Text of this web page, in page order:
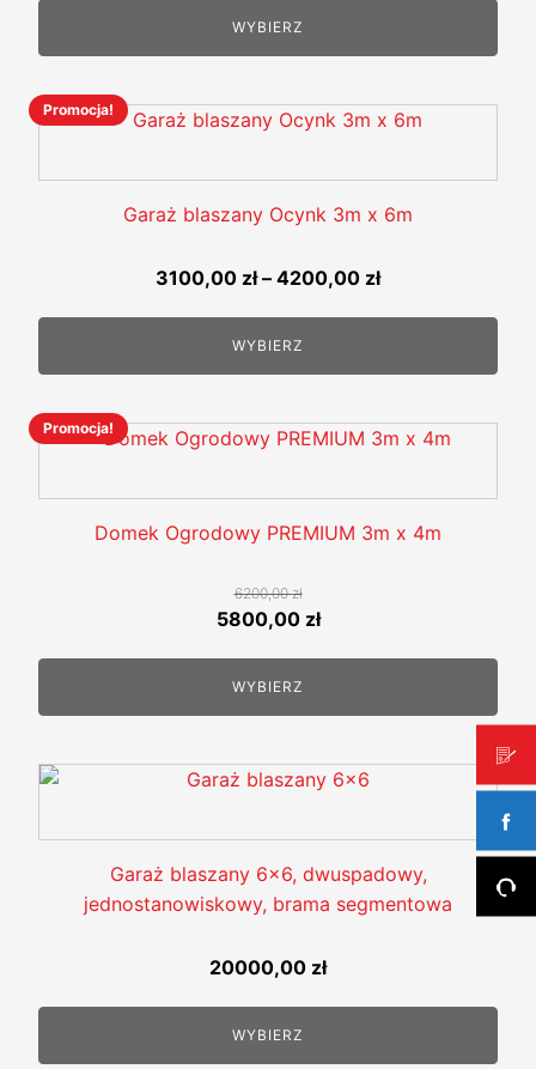
WYBIERZ
Promocja!
Garaż blaszany Ocynk 3m x 6m
3100,00 zł – 4200,00 złZakres
4200,00 zł
WYBIERZ
Ten
ma
wybrać
produktu
Promocja!
Domek Ogrodowy PREMIUM 3m x 4m
6200,00zł
Pierwotna
wynosiła:
5800,00 złAktualna
WYBIERZ
Ten
ma
Garaż blaszany 6x6, dwuspadowy,
jednostanowiskowy, brama segmentowa
20000,00 zł
WYBIERZ